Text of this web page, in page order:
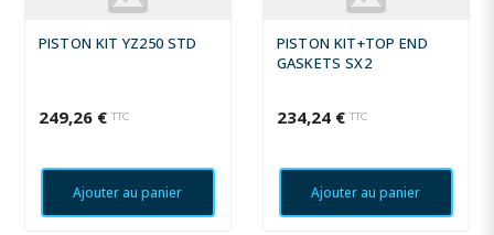
PISTON KIT YZ250 STD
249,26 € TTC
Ajouter au panier
PISTON KIT+TOP END
GASKETS SX2
234,24 € TTC
Ajouter au panier